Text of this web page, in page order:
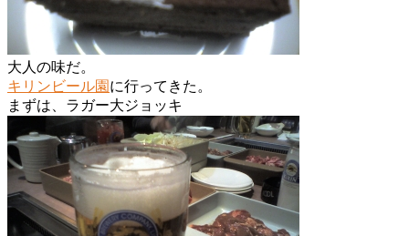
大人の味だ。
キリンビール園 に行ってきた。
まずは、ラガー大ジョッキ